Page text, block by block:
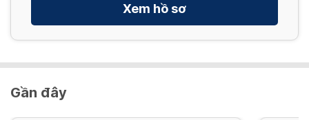
Xem hồ sơ
Gần đây